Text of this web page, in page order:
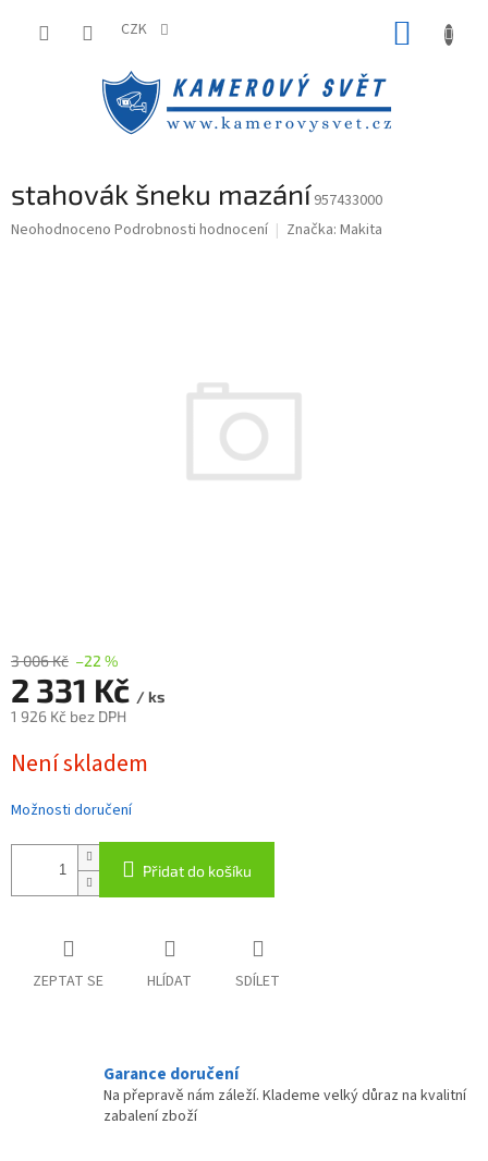
CZK
stahovák šneku mazání 957433000
Průměrné
Neohodnoceno Podrobnosti hodnocení Značka: Makita
3 006 Kč –22 %
2 331 Kč / ks
1 926 Kč bez DPH
cena:
Není skladem
Možnosti doručení
Přidat do košíku
ZEPTAT SE HLÍDAT SDÍLET
Garance doručení
Na přepravě nám záleží. Klademe velký důraz na kvalitní
zabalení zboží